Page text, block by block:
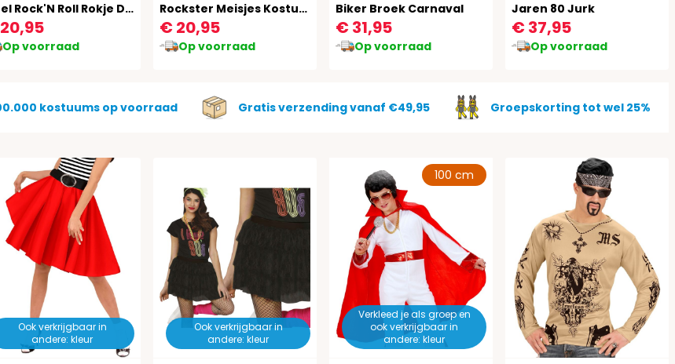
Geel Rock'N Roll Rokje Dames
Op voorraad
Rockster Meisjes Kostuum Zwart
€ 20,95
Op voorraad
Biker Broek Carnaval
€ 31,95
Op voorraad
Jaren 80 Jurk
€ 37,95
Op voorraad
kostuums op voorraad Gratis verzending vanaf €49,95 Groepskorting tot wel 25%
Ook verkrijgbaar in
andere: kleur
Ook verkrijgbaar in
andere: kleur
Verkleed je als groep en
ook verkrijgbaar in
andere: kleur
100 cm